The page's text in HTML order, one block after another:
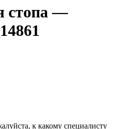
стопа —
к какому специалисту